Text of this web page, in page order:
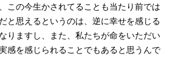
この今生かされてることも当たり前では
と思えるというのは、逆に幸せを感じる
りますし、また、私たちが命をいただい
感を感じられることでもあると思うんで